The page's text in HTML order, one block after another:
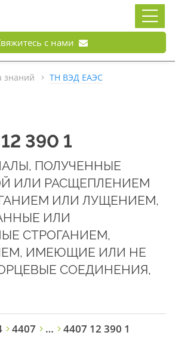
с нами
знаний
ТН ВЭД ЕАЭС
390 1
ПОЛУЧЕННЫЕ
ИЛИ РАСЩЕПЛЕНИЕМ
ИЛИ ЛУЩЕНИЕМ,
ИЛИ
СТРОГАНИЕМ,
ИМЕЮЩИЕ ИЛИ НЕ
СОЕДИНЕНИЯ,
4407 … 4407 12 390 1